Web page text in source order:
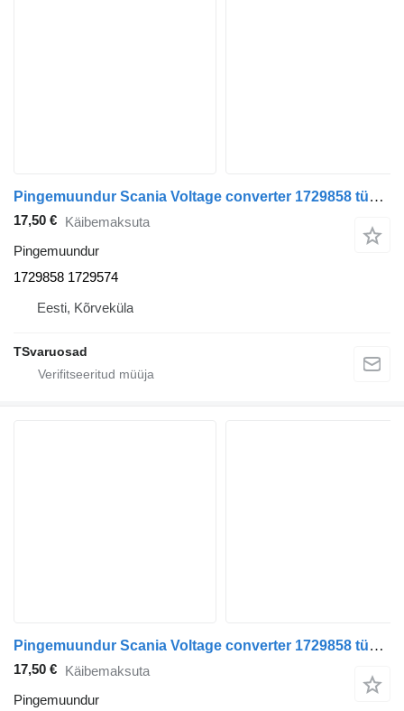
Pingemuundur Scania Voltage converter 1729858 tüübi jaoks sadulveoki Scania R440
17,50 € Käibemaksuta
Pingemuundur
1729858 1729574
Eesti, Kõrveküla
TSvaruosad
Pingemuundur Scania Voltage converter 1729858 tüübi jaoks sadulveoki Scania R420
17,50 € Käibemaksuta
Pingemuundur